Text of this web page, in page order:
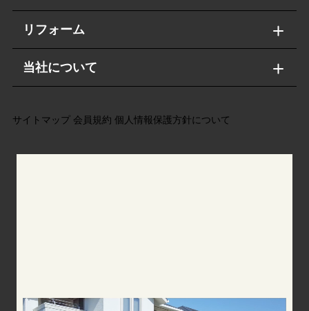
リフォーム
当社について
サイトマップ 会員規約 個人情報保護方針について